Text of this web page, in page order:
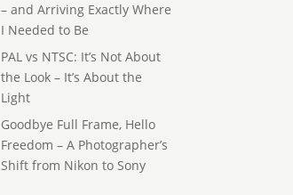
– and Arriving Exactly Where
I Needed to Be
PAL vs NTSC: It’s Not About
the Look – It’s About the
Light
Goodbye Full Frame, Hello
Freedom – A Photographer’s
Shift from Nikon to Sony